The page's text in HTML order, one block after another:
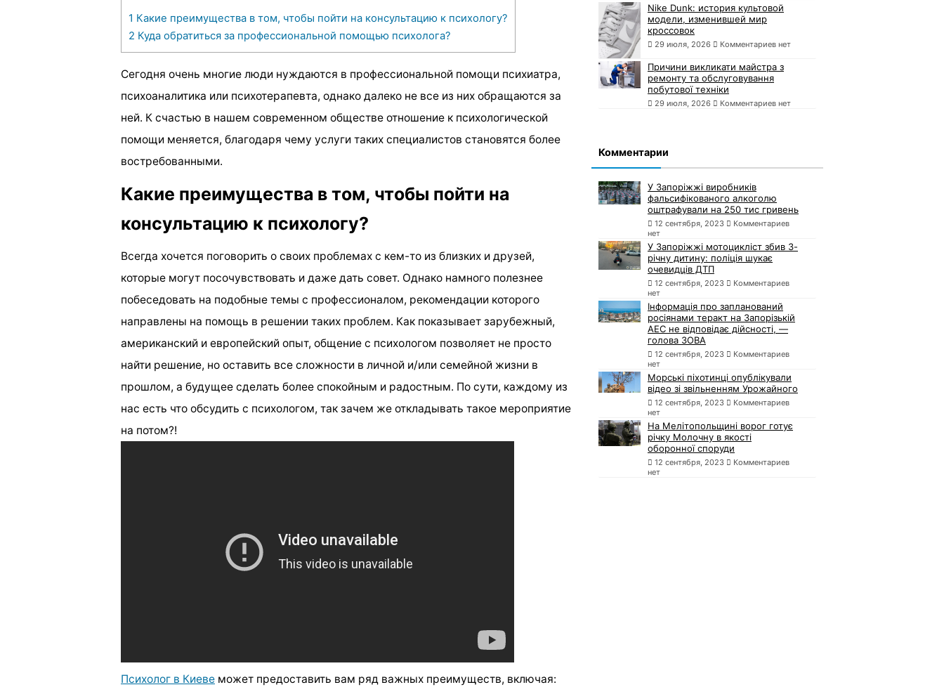
1 Какие преимущества в том, чтобы пойти на консультацию к психологу?
2 Куда обратиться за профессиональной помощью психолога?
Сегодня очень многие люди нуждаются в профессиональной помощи психиатра,
психоаналитика или психотерапевта, однако далеко не все из них обращаются за
ней. К счастью в нашем современном обществе отношение к психологической
помощи меняется, благодаря чему услуги таких специалистов становятся более
востребованными.
Какие преимущества в том, чтобы пойти на
консультацию к психологу?
Всегда хочется поговорить о своих проблемах с кем-то из близких и друзей,
которые могут посочувствовать и даже дать совет. Однако намного полезнее
побеседовать на подобные темы с профессионалом, рекомендации которого
направлены на помощь в решении таких проблем. Как показывает зарубежный,
американский и европейский опыт, общение с психологом позволяет не просто
найти решение, но оставить все сложности в личной и/или семейной жизни в
прошлом, а будущее сделать более спокойным и радостным. По сути, каждому из
нас есть что обсудить с психологом, так зачем же откладывать такое мероприятие
на потом?!
Психолог в Киеве может предоставить вам ряд важных преимуществ, включая:
Nike Dunk: история культовой
модели, изменившей мир
кроссовок
29 июля, 2026 Комментариев нет
Причини викликати майстра з
ремонту та обслуговування
побутової техніки
29 июля, 2026 Комментариев нет
Комментарии
У Запоріжжі виробників
фальсифікованого алкоголю
оштрафували на 250 тис гривень
12 сентября, 2023
Комментариев
нет
У Запоріжжі мотоцикліст збив 3-
річну дитину: поліція шукає
очевидців ДТП
12 сентября, 2023
Комментариев
нет
Інформація про запланований
росіянами теракт на Запорізькій
АЕС не відповідає дійсності, —
голова ЗОВА
12 сентября, 2023
Комментариев
нет
Морські піхотинці опублікували
відео зі звільненням Урожайного
12 сентября, 2023
Комментариев
нет
На Мелітопольщині ворог готує
річку Молочну в якості
оборонної споруди
12 сентября, 2023
Комментариев
нет